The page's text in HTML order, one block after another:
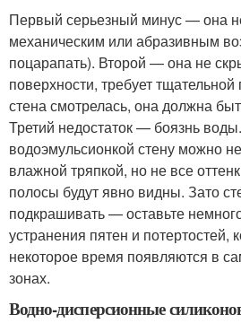
Первый серьезный минус — она
механическим или абразивным
поцарапать). Второй — она не
поверхности, требует
стена смотрелась, она должна
Третий недостаток — боязнь
водоэмульсионкой стену можно
влажной тряпкой, но не все
полосы будут явно видны. Зато
подкрашивать — оставьте
устранения пятен и потертостей,
некоторое время появляются в
зонах.
Водно-дисперсионные